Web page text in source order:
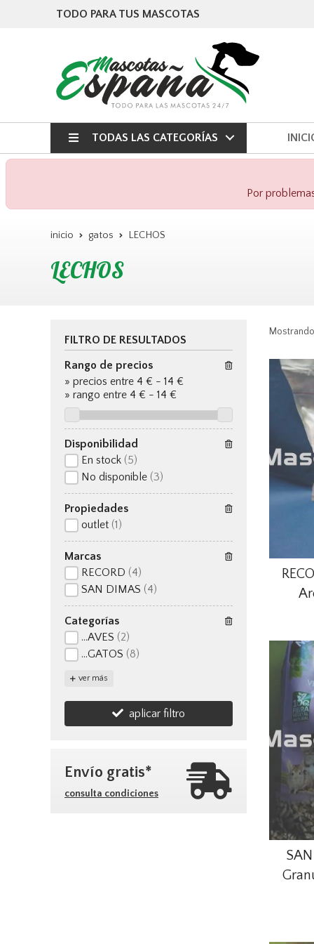
TODO PARA TUS MASCOTAS
TODAS LAS CATEGORÍAS
Por
inicio gatos LECHOS
LECHOS
FILTRO DE RESULTADOS
Rango de precios
» precios entre 4 € - 14 €
» rango entre 4 € - 14 €
Disponibilidad
En stock (5)
No disponible (3)
Propiedades
outlet (1)
Marcas
RECORD (4)
SAN DIMAS (4)
Categorías
...AVES (2)
...GATOS (8)
ver más
aplicar filtro
Envío gratis*
consulta condiciones